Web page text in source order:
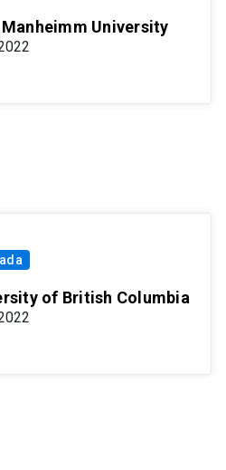
University
of British Columbia